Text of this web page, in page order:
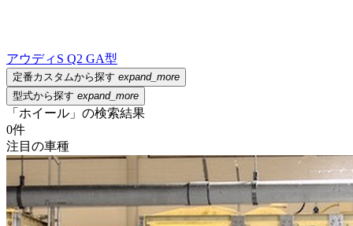
アウディ S Q2 GA型
定番カスタムから探す expand_more
型式から探す expand_more
「ホイール」の検索結果
0件
注目の車種